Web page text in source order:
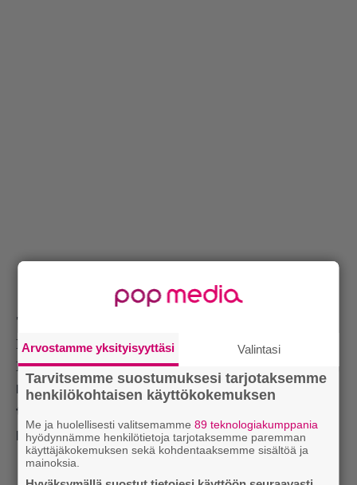
Tulevat lähetykset:
La 6.6.2026 klo 21.00 · TV5
La 13.6.2026 klo 17.50 · Frii
Lue myös: Nyt HBO Maxissa: Dave Bautistan
toimintakomedia – ei päässyt teattereihin
pandemian takia
Arvostamme yksityisyyttäsi Valintasi
Tarvitsemme suostumuksesi tarjotaksemme
henkilökohtaisen käyttökokemuksen
Me ja huolellisesti valitsemamme89 teknologiakumppania
hyödynnämme henkilötietoja tarjotaksemme paremman
käyttäjäkokemuksen sekä kohdentaaksemme sisältöä ja
mainoksia.